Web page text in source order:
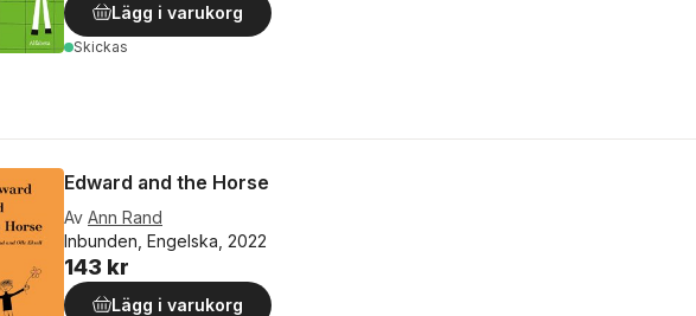
Lägg i varukorg
Skickas
Edward and the Horse
Av Ann Rand
Inbunden, Engelska, 2022
143 kr
Lägg i varukorg